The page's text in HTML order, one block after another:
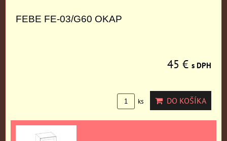
FEBE FE-03/G60 OKAP
45 € s DPH
ks DO KOŠÍKA